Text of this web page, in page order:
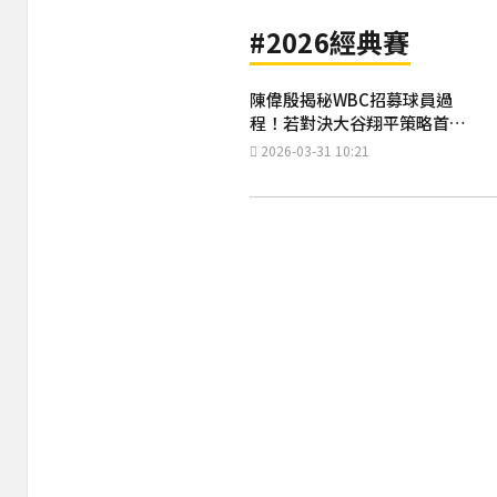
#2026經典賽
陳偉殷揭秘WBC招募球員過
程！若對決大谷翔平策略首公
開2026-03-31 10:21